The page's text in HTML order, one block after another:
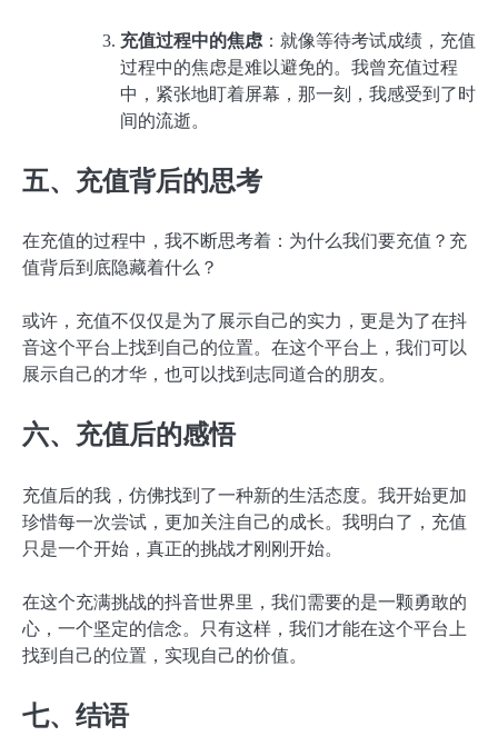
充值过程中的焦虑 ：就像等待考试成绩，充值
过程中的焦虑是难以避免的。我曾充值过程
中，紧张地盯着屏幕，那一刻，我感受到了时
间的流逝。
五、充值背后的思考
在充值的过程中，我不断思考着：为什么我们要充值？充
值背后到底隐藏着什么？
或许，充值不仅仅是为了展示自己的实力，更是为了在抖
音这个平台上找到自己的位置。在这个平台上，我们可以
展示自己的才华，也可以找到志同道合的朋友。
六、充值后的感悟
充值后的我，仿佛找到了一种新的生活态度。我开始更加
珍惜每一次尝试，更加关注自己的成长。我明白了，充值
只是一个开始，真正的挑战才刚刚开始。
在这个充满挑战的抖音世界里，我们需要的是一颗勇敢的
心，一个坚定的信念。只有这样，我们才能在这个平台上
找到自己的位置，实现自己的价值。
七、结语